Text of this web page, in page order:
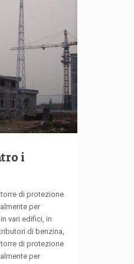
i
di protezione
per
vari edifici, in
di benzina,
di protezione
per